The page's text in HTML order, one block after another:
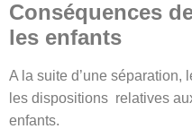
Conséquences
les enfants
A la suite d’une séparation,
les dispositions relatives
enfants.